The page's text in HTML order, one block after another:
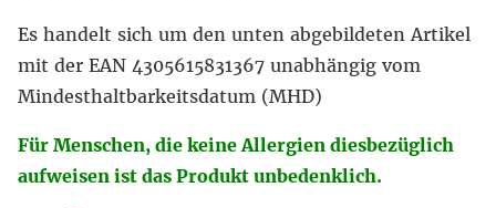
Es handelt sich um den unten abgebildeten Artikel
mit der EAN 4305615831367 unabhängig vom
Mindesthaltbarkeitsdatum (MHD)
Für Menschen, die keine Allergien diesbezüglich
aufweisen ist das Produkt unbedenklich.